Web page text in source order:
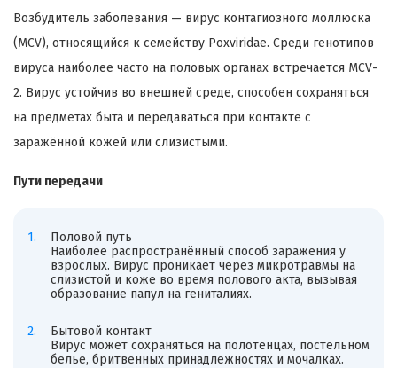
Возбудитель заболевания — вирус контагиозного моллюска
(MCV), относящийся к семейству Poxviridae. Среди генотипов
вируса наиболее часто на половых органах встречается MCV-
2. Вирус устойчив во внешней среде, способен сохраняться
на предметах быта и передаваться при контакте с
заражённой кожей или слизистыми.
Пути передачи
Половой путь
Наиболее распространённый способ заражения у
взрослых. Вирус проникает через микротравмы на
слизистой и коже во время полового акта, вызывая
образование папул на гениталиях.
Бытовой контакт
Вирус может сохраняться на полотенцах, постельном
белье, бритвенных принадлежностях и мочалках.